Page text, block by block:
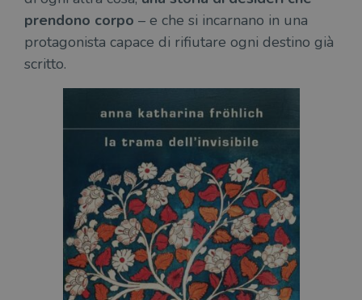
prendono corpo – e che si incarnano in una
protagonista capace di rifiutare ogni destino già
scritto.